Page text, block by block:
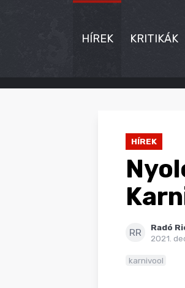
HÍREK KRITIKÁK
HÍREK
HÍREK
RR
Radó
2021.
karnivool